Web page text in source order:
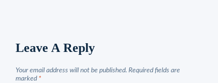
Leave A Reply
Your email address will not be published. Required fields are
marked *